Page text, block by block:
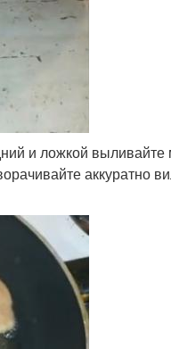
и ложкой выливайте
аккуратно